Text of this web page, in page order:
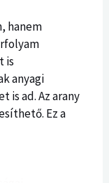
hanem
is
anyagi
is ad. Az arany
Ez a